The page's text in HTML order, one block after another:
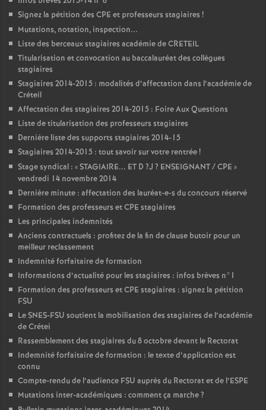
Signez la pétition des CPE et professeurs stagiaires !
Mutations, notation, inspection...
Liste des berceaux stagiaires académie deCRETEIL
Titularisation et convocation au baccalauréat des collègues
stagiaires
Stagiaires 2014-2015 : modalités d’affectation dans l’académie de
Créteil
Affectation des stagiaires 2014-2015 : Foire Aux Questions
Liste de titularisation des professeurs stagiaires
Dernière liste des supports stagiaires 2014-15
Stagiaires 2014-2015 : tout savoir sur votre rentrée!
Stage syndical : «STAGIAIRE... ET D ?J ? ENSEIGNANT/CPE »
vendredi 14 novembre 2014
Dernière minute : affectation des lauréat-e-s du concours réservé
Formation des professeurs etCPE stagiaires
Les principales indemnités
Anciens contractuels : profitez de la fin de clause butoir pour un
meilleur reclassement
Indemnité forfaitaire de formation
Informations d’actualité pour les stagiaires : infos brèves n°1
Formation des professeurs etCPE stagiaires : signez la pétition
FSU
LeSNES-FSU soutient la mobilisation des stagiaires de l’académie
de Crétei
Rassemblement des stagiaires du 8 octobre devant le Rectorat
Indemnité forfaitaire de formation : le texte d’application est
connu
Compte-rendu de l’audience FSU auprès du Rectorat et de l’ESPE
Mutations inter-académiques : comment ça marche?